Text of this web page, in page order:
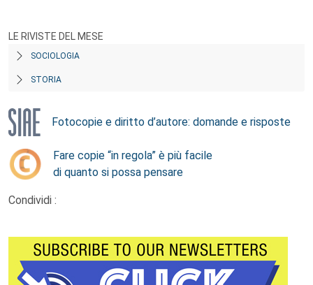
LE RIVISTE DEL MESE
SOCIOLOGIA
STORIA
Fotocopie e diritto d’autore: domande e risposte
Fare copie “in regola” è più facile
di quanto si possa pensare
Condividi :